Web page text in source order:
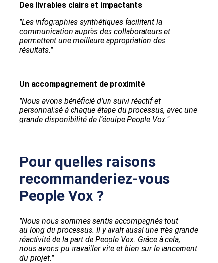
Des livrables clairs et impactants
"Les infographies synthétiques facilitent la
communication auprès des collaborateurs et
permettent une meilleure appropriation des
résultats."
Un accompagnement de proximité
"Nous avons bénéficié d’un suivi réactif et
personnalisé à chaque étape du processus, avec une
grande disponibilité de l’équipe People Vox."
Pour quelles raisons
recommanderiez-vous
People Vox ?
"Nous nous sommes sentis accompagnés tout
au long du processus. Il y avait aussi une très grande
réactivité de la part de People Vox. Grâce à cela,
nous avons pu travailler vite et bien sur le lancement
du projet."